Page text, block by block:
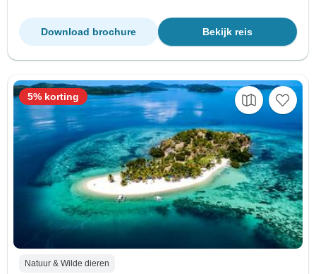
Bekijk reis
Download brochure
Natuur & Wilde dieren
5% korting